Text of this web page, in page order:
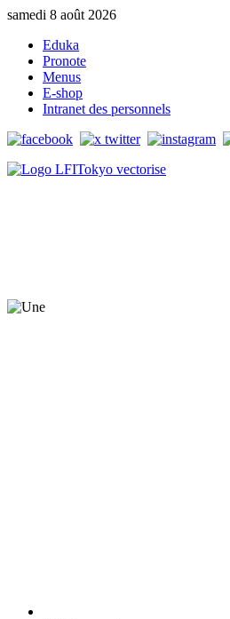
samedi 8 août 2026
Eduka
Pronote
Menus
E-shop
Intranet des personnels